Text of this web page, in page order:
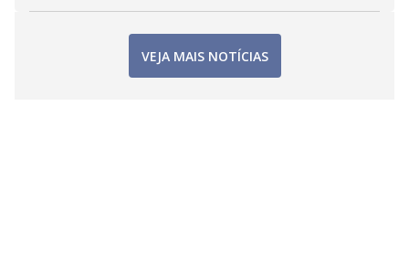
VEJA MAIS NOTÍCIAS